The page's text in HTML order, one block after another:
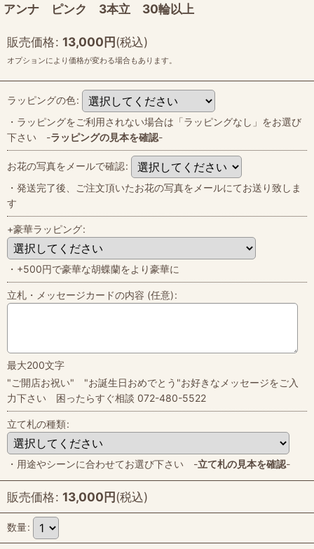
アンナ ピンク 3本立 30輪以上
販売価格: 13,000円(税込)
オプションにより価格が変わる場合もあります。
ラッピングの色:
・ラッピングをご利用されない場合は「ラッピングなし」をお選び
下さい -ラッピングの見本を確認-
お花の写真をメールで確認:
・発送完了後、ご注文頂いたお花の写真をメールにてお送り致しま
す
+豪華ラッピング:
・+500円で豪華な胡蝶蘭をより豪華に
立札・メッセージカードの内容 (任意):
最大200文字
"ご開店お祝い" "お誕生日おめでとう"お好きなメッセージをご入
力下さい 困ったらすぐ相談 072-480-5522
立て札の種類:
・用途やシーンに合わせてお選び下さい -立て札の見本を確認-
販売価格: 13,000円(税込)
数量: